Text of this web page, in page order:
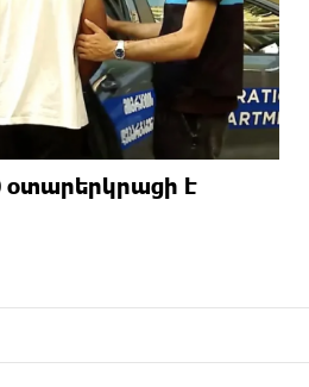
է